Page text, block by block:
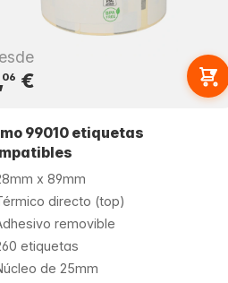
06 €
99010 etiquetas
x 89mm
directo (top)
removible
etiquetas
de 25mm